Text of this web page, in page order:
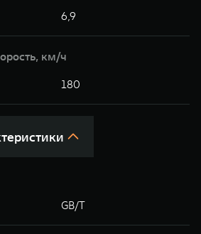
6,9
км/ч
180
GB/T